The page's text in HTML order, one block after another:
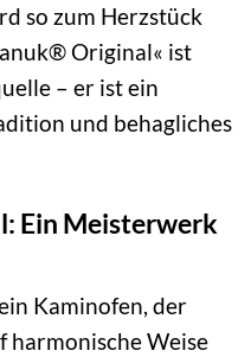
so zum Herzstück
Original« ist
– er ist ein
und behagliches
Ein Meisterwerk
Kaminofen, der
harmonische Weise